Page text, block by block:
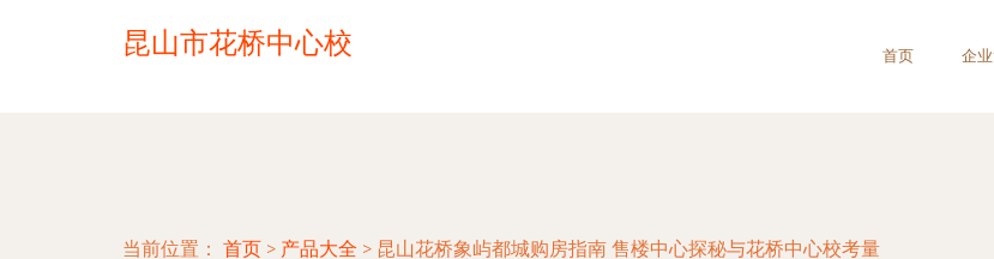
昆山市花桥中心校 首页 企
当前位置： 首页 > 产品大全 > 昆山花桥象屿都城购房指南 售楼中心探秘与花桥中心校考量